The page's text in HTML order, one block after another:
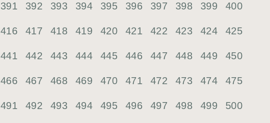
391 392 393 394 395 396 397 398 399 400
416 417 418 419 420 421 422 423 424 425
441 442 443 444 445 446 447 448 449 450
466 467 468 469 470 471 472 473 474 475
491 492 493 494 495 496 497 498 499 500